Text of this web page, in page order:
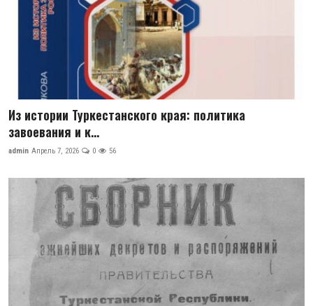
Из истории Туркестанского края: политика
завоевания и к...
admin Апрель 7, 2026 0 56